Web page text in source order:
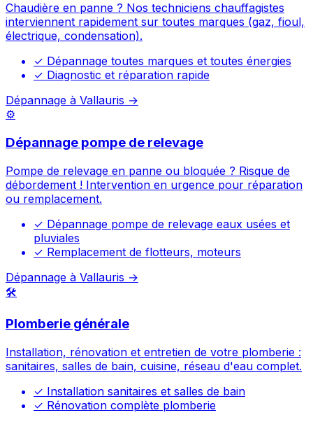
Chaudière en panne ? Nos techniciens chauffagistes
interviennent rapidement sur toutes marques (gaz, fioul,
électrique, condensation).
✓ Dépannage toutes marques et toutes énergies
✓ Diagnostic et réparation rapide
Dépannage à Vallauris →
⚙️
Dépannage pompe de relevage
Pompe de relevage en panne ou bloquée ? Risque de
débordement ! Intervention en urgence pour réparation
ou remplacement.
✓ Dépannage pompe de relevage eaux usées et
pluviales
✓ Remplacement de flotteurs, moteurs
Dépannage à Vallauris →
🛠️
Plomberie générale
Installation, rénovation et entretien de votre plomberie :
sanitaires, salles de bain, cuisine, réseau d'eau complet.
✓ Installation sanitaires et salles de bain
✓ Rénovation complète plomberie